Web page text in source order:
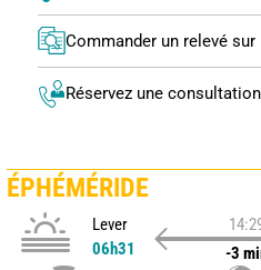
Commander un relevé sur
Réservez une
ÉPHÉMÉRIDE
Lever
06h31
-3